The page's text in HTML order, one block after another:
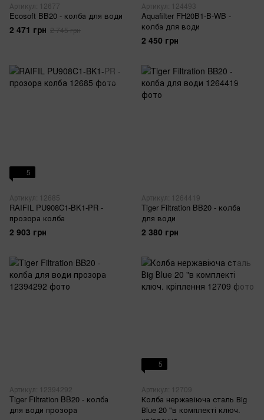
Артикул: 12677
Ecosoft BB20 - колба для води
2 471 грн 2 745 грн
Артикул: 124493
Aquafilter FH20B1-B-WB -
колба для води
2 450 грн
5
Артикул: 12685
RAIFIL PU908C1-BK1-PR -
прозора колба
2 903 грн
Артикул: 1264419
Tiger Filtration BB20 - колба
для води
2 380 грн
Артикул: 12394292
Tiger Filtration BB20 - колба
для води прозора
5
Артикул: 12709
Колба нержавіюча сталь Вig
Вlue 20 "в комплекті ключ.